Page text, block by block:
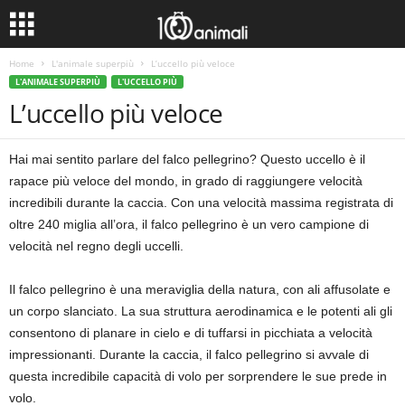
Home L'animale superpiù L’uccello più veloce
L'ANIMALE SUPERPIÙ L'UCCELLO PIÙ
L’uccello più veloce
Hai mai sentito parlare del falco pellegrino? Questo uccello è il
rapace più veloce del mondo, in grado di raggiungere velocità
incredibili durante la caccia. Con una velocità massima registrata di
oltre 240 miglia all’ora, il falco pellegrino è un vero campione di
velocità nel regno degli uccelli.
Il falco pellegrino è una meraviglia della natura, con ali affusolate e
un corpo slanciato. La sua struttura aerodinamica e le potenti ali gli
consentono di planare in cielo e di tuffarsi in picchiata a velocità
impressionanti. Durante la caccia, il falco pellegrino si avvale di
questa incredibile capacità di volo per sorprendere le sue prede in
volo.